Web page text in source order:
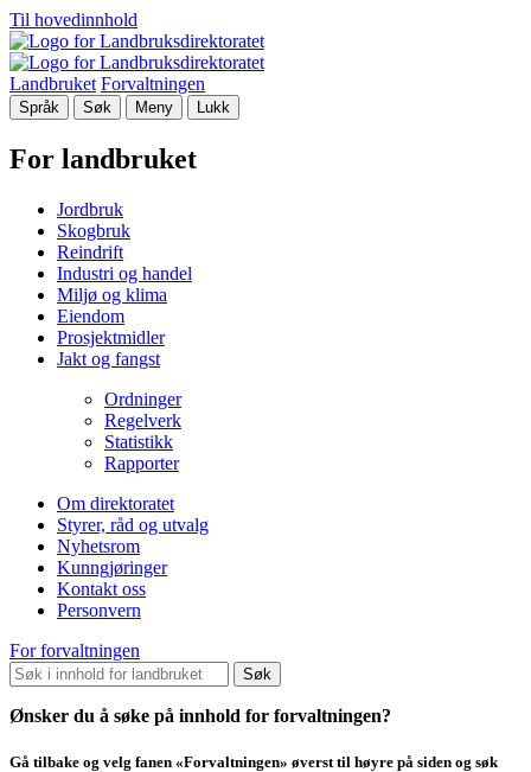
Til hovedinnhold
Landbruket Forvaltningen
Språk Søk Meny Lukk
For landbruket
Jordbruk
Skogbruk
Reindrift
Industri og handel
Miljø og klima
Eiendom
Prosjektmidler
Jakt og fangst
Ordninger
Regelverk
Statistikk
Rapporter
Om direktoratet
Styrer, råd og utvalg
Nyhetsrom
Kunngjøringer
Kontakt oss
Personvern
For forvaltningen
Søk
Ønsker du å søke på innhold for forvaltningen?
Gå tilbake og velg fanen «Forvaltningen» øverst til høyre på siden og søk